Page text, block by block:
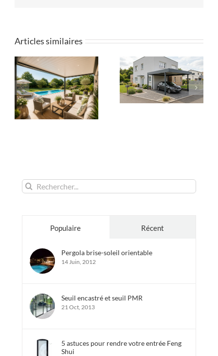
Articles similaires
Rechercher:
Populaire Récent
Pergola brise-soleil orientable
14 Juin, 2012
Seuil encastré et seuil PMR
21 Oct, 2013
5 astuces pour rendre votre entrée Feng
Shui